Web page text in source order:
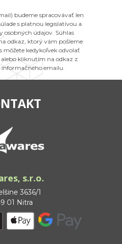
budeme spracovávať len
s platnou legislatívou a
osobných údajov. Súhlas
odkaz, ktorý vám pošleme
môžete kedykoľvek odvolať
kliknutím na odkaz z
informačného emailu.
s.r.o.
3636/1
01 Nitra